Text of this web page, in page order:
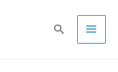
Pesquisa